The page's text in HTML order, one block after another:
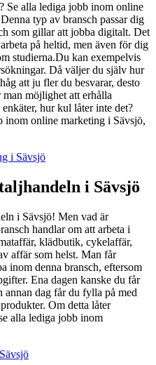
Se alla lediga jobb inom online
typ av bransch passar dig
som gillar att jobba digitalt. Det
på heltid, men även för dig
studierna.Du kan exempelvis
Då väljer du själv hur
att ju fler du besvarar, desto
möjlighet att erhålla
hur kul låter inte det?
inom online marketing i Sävsjö,
i Sävsjö
i Sävsjö
i Sävsjö! Men vad är
handlar om att arbeta i
klädbutik, cykelaffär,
affär som helst. Man får
inom denna bransch, eftersom
Ena dagen kanske du får
annan dag får du fylla på med
Om detta låter
alla lediga jobb inom